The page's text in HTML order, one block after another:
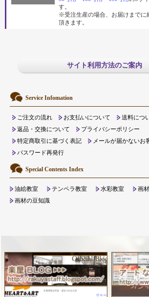
す。
※受注生産の場合、お届けまでに
頂きます。
サイト利用方法のご案内
Service Infomation
ご注文の流れ お支払いについて
送料につ
返品・交換について
プライバシーポリシー
特定商取引に基づく表記
メールが届かないお
パスワード再発行
Special Contents Index
油絵教室 テンペラ教室 水彩教室
画
画材の豆知識